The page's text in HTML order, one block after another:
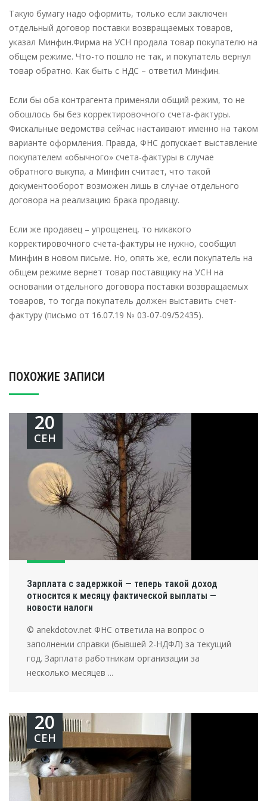
Такую бумагу надо оформить, только если заключен
отдельный договор поставки возвращаемых товаров,
указал Минфин.Фирма на УСН продала товар покупателю на
общем режиме. Что-то пошло не так, и покупатель вернул
товар обратно. Как быть с НДС – ответил Минфин.
Если бы оба контрагента применяли общий режим, то не
обошлось бы без корректировочного счета-фактуры.
Фискальные ведомства сейчас настаивают именно на таком
варианте оформления. Правда, ФНС допускает выставление
покупателем «обычного» счета-фактуры в случае
обратного выкупа, а Минфин считает, что такой
документооборот возможен лишь в случае отдельного
договора на реализацию брака продавцу.
Если же продавец – упрощенец, то никакого
корректировочного счета-фактуры не нужно, сообщил
Минфин в новом письме. Но, опять же, если покупатель на
общем режиме вернет товар поставщику на УСН на
основании отдельного договора поставки возвращаемых
товаров, то тогда покупатель должен выставить счет-
фактуру (письмо от 16.07.19 № 03-07-09/52435).
ПОХОЖИЕ ЗАПИСИ
Зарплата с задержкой — теперь такой доход
относится к месяцу фактической выплаты —
новости налоги
20
СЕН
© anekdotov.net ФНС ответила на вопрос о
заполнении справки (бывшей 2-НДФЛ) за текущий
год. Зарплата работникам организации за
несколько месяцев ...
20
СЕН